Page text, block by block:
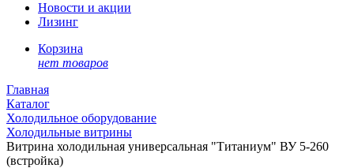
Новости и акции
Лизинг
Корзина
нет товаров
Главная
Каталог
Холодильное оборудование
Холодильные витрины
Витрина холодильная универсальная "Титаниум" ВУ 5-260
(встройка)